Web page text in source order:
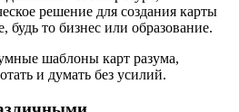
решение для создания карты
будь то бизнес или образование.
шаблоны карт разума,
и думать без усилий.